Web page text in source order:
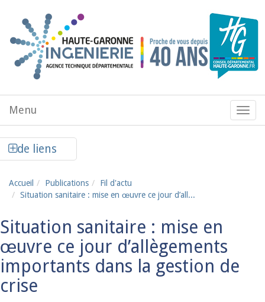
Menu
de
Menu
de liens
Accueil Publications
Fil d'actu
Situation sanitaire : mise en œuvre ce jour d’all...
Situation sanitaire : mise en
œuvre ce jour d’allègements
importants dans la gestion de
crise